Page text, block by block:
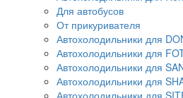
Для автобусов
От прикуривателя
Автохолодильники для
Автохолодильники для
Автохолодильники для
Автохолодильники для